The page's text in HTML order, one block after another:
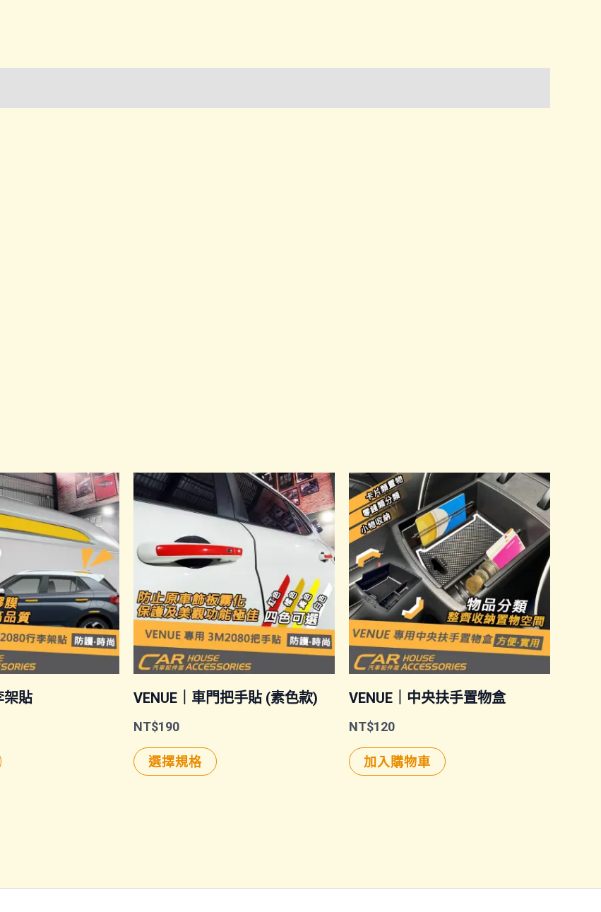
架貼
此
種
VENUE｜車門把手貼 (素色款)
NT$190
選擇規格
此
種
VENUE｜中央扶手置物盒
NT$120
加入購物車